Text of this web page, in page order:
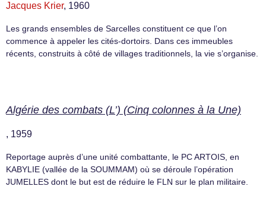
Jacques Krier, 1960
Les grands ensembles de Sarcelles constituent ce que l’on
commence à appeler les cités-dortoirs. Dans ces immeubles
récents, construits à côté de villages traditionnels, la vie s’organise.
Algérie des combats (L’) (Cinq colonnes à la Une)
, 1959
Reportage auprès d’une unité combattante, le PC ARTOIS, en
KABYLIE (vallée de la SOUMMAM) où se déroule l’opération
JUMELLES dont le but est de réduire le FLN sur le plan militaire.